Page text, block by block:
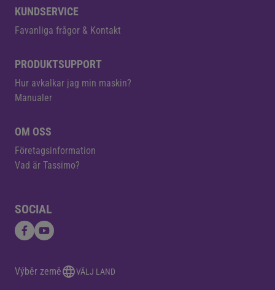
KUNDSERVICE
Favanliga frågor & Kontakt
PRODUKTSUPPORT
Hur avkalkar jag min maskin?
Manualer
OM OSS
Företagsinformation
Vad är Tassimo?
SOCIAL
Výběr země VÄLJ LAND